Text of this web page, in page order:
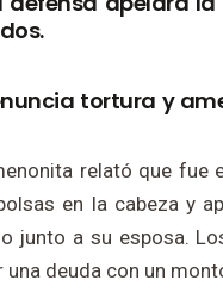
tortura y
relató que fue
en la cabeza y
junto a su esposa.
una deuda con un